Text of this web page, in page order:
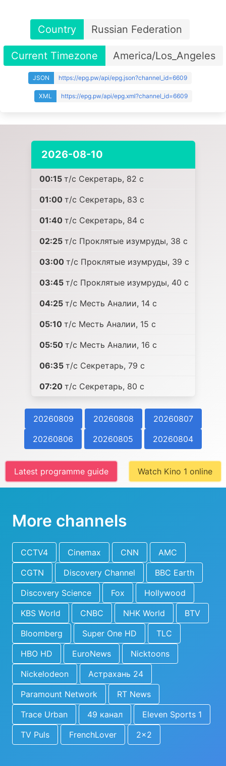
Country Russian Federation
Current Timezone America/Los_Angeles
JSON https://epg.pw/api/epg.json?channel_id=6609
XML https://epg.pw/api/epg.xml?channel_id=6609
2026-08-10
00:15 т/с Секретарь, 82 c
01:00 т/с Секретарь, 83 c
01:40 т/с Секретарь, 84 c
02:25 т/с Проклятые изумруды, 38 c
03:00 т/с Проклятые изумруды, 39 c
03:45 т/с Проклятые изумруды, 40 c
04:25 т/с Месть Аналии, 14 c
05:10 т/с Месть Аналии, 15 c
05:50 т/с Месть Аналии, 16 c
06:35 т/с Секретарь, 79 c
07:20 т/с Секретарь, 80 c
20260809 20260808
20260807
20260806
20260805 20260804
Latest programme guide Watch Kino 1 online
More channels
CCTV4 Cinemax CNN
AMC
CGTN
Discovery Channel
BBC Earth
Discovery Science
Fox
Hollywood
KBS World
CNBC NHK World
BTV
Bloomberg
Super One HD
TLC
HBO HD
EuroNews
Nicktoons
Nickelodeon
Астрахань 24
Paramount Network
RT News
Trace Urban
49 канал
Eleven Sports 1
TV Puls
FrenchLover 2x2